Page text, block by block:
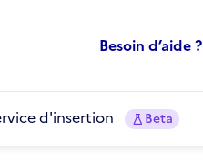
Besoin d’aide ?
d'insertion Beta